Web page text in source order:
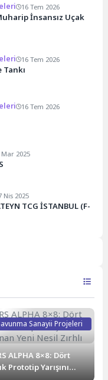
16 Tem 2026
İnsansız Uçak
16 Tem 2026
Tankı
16 Tem 2026
Mar 2025
Nis 2025
TCG İSTANBUL (F-
Sanayii Projeleri
ALPHA 8×8: Dört
Prototip Yarışını